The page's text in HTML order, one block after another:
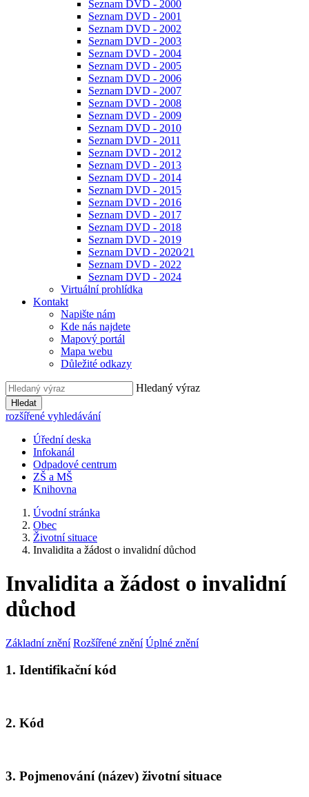
Seznam DVD - 2000
Seznam DVD - 2001
Seznam DVD - 2002
Seznam DVD - 2003
Seznam DVD - 2004
Seznam DVD - 2005
Seznam DVD - 2006
Seznam DVD - 2007
Seznam DVD - 2008
Seznam DVD - 2009
Seznam DVD - 2010
Seznam DVD - 2011
Seznam DVD - 2012
Seznam DVD - 2013
Seznam DVD - 2014
Seznam DVD - 2015
Seznam DVD - 2016
Seznam DVD - 2017
Seznam DVD - 2018
Seznam DVD - 2019
Seznam DVD - 2020⁄21
Seznam DVD - 2022
Seznam DVD - 2024
Virtuální prohlídka
Kontakt
Napište nám
Kde nás najdete
Mapový portál
Mapa webu
Důležité odkazy
Hledaný výraz
Hledat
rozšířené vyhledávání
Úřední deska
Infokanál
Odpadové centrum
ZŠ a MŠ
Knihovna
Úvodní stránka
Obec
Životní situace
Invalidita a žádost o invalidní důchod
Invalidita a žádost o invalidní
důchod
Základní znění Rozšířené znění Úplné znění
1. Identifikační kód
2. Kód
3. Pojmenování (název) životní situace